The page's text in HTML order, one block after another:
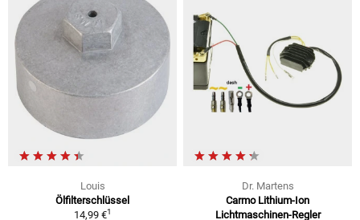
Louis
Ölfilterschlüssel
14,99 €1
Dr. Martens
Carmo Lithium-Ion
Lichtmaschinen-Regler